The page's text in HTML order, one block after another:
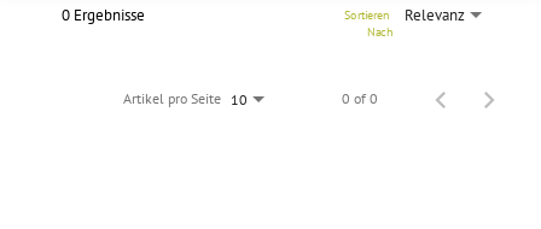
0 Ergebnisse Relevanz
Sortieren
Nach
Artikel pro Seite 10 0 of 0